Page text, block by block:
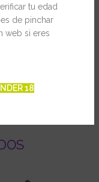
tu edad
de pinchar
web si eres
18